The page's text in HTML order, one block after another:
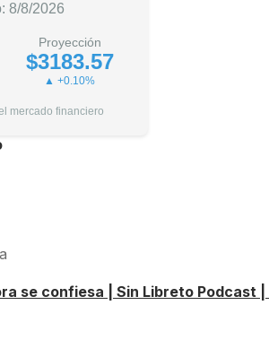
8/8/2026
Proyección
$3183.57
▲ +0.10%
mercado financiero
se confiesa | Sin Libreto Podcast |